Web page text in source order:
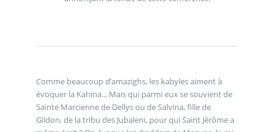
Comme beaucoup d’amazighs, les kabyles aiment à
évoquer la Kahina... Mais qui parmi eux se souvient de
Sainte Marcienne de Dellys ou de Salvina, fille de
Gildon, de la tribu des Jubaleni, pour qui Saint Jérôme a